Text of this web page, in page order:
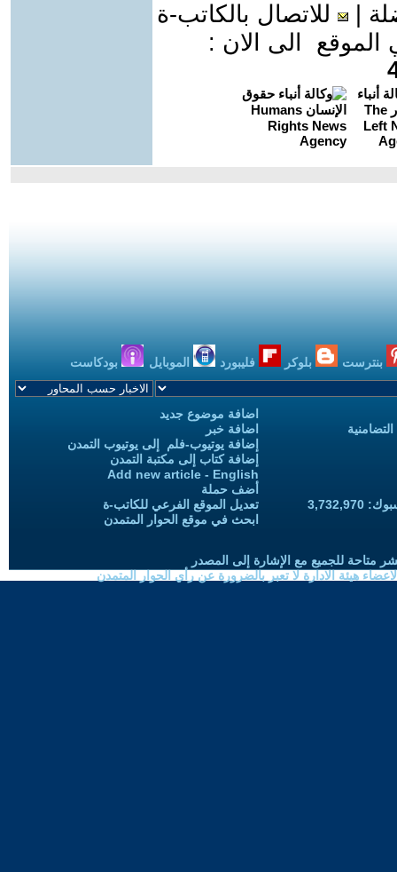
للاتصال بالكاتب-ة
الى الان :
بنترست بلوكر فليبورد الموبايل بودكاست
اضافة موضوع جديد
اضافة خبر
إضافة يوتيوب-فلم إلى يوتيوب التمدن
إضافة كتاب إلى مكتبة التمدن
Add new article - English
أضف حملة
تعديل الموقع الفرعي للكاتب-ة
ابحث في موقع الحوار المتمدن
متاحة للجميع مع الإشارة إلى المصدر
هيئة الادارة لا تعبر بالضرورة عن رأي الحوار المتمدن